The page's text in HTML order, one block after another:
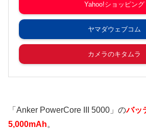
Yahoo!ショッピング
ヤマダウェブコム
カメラのキタムラ
「Anker PowerCore III 5000」のバッ
5,000mAh。